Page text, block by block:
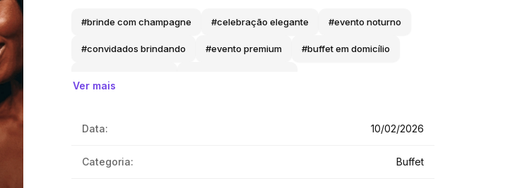
#brinde com champagne #celebração elegante #evento noturno
#convidados brindando #evento premium #buffet em domicílio
#catering premium #comemoração intimista
#chefs servindo convidados
Ver mais
Data: 10/02/2026
Categoria: Buffet